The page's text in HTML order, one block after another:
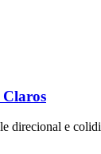
direcional e